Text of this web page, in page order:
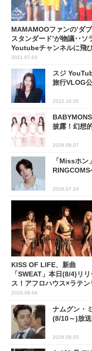
MAMAMOOファンの’ダ
スタンダード’が物議･･ソ
Youtubeチャンネルに飛
2021.07.03
スジ
旅行VLOG
2022.10.05
披露！幻想
2026.08.07
「Missホ
2026.07.24
KISS OF LIFE、新曲
「SWEAT」本日(8/4)リ
ス！アフロハウス×ラテン
ムで夏を魅了
2026.08.04
ナムグン・
(8/10～)放
2026.08.03